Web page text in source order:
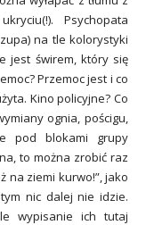
Psychopata
na tle kolorystyki
jest świrem, który się
Przemoc jest i co
Kino policyjne? Co
ognia, pościgu,
pod blokami grupy
to można zrobić raz
na ziemi kurwo!”, jako
nic dalej nie idzie.
wypisanie ich tutaj